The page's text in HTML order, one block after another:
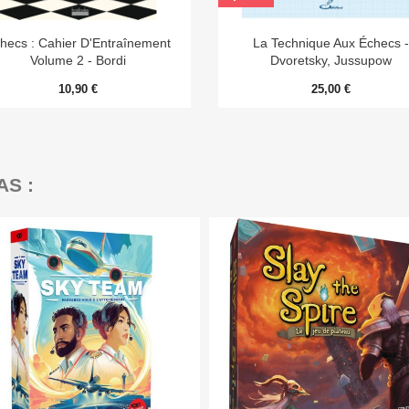
Aperçu rapide
: Cahier D'Entraînement
Volume 2 - Bordi
10,90 €
Aperçu rapide
La Technique Aux Échecs -
Dvoretsky, Jussupow
25,00 €
: